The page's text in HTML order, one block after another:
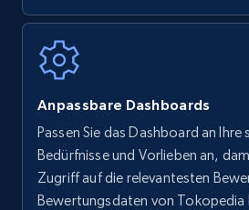
URL, Final price, Sku, Currency,
Specifications, Image urls, Top
more.
Anpassbare Dashboards
Passen Sie das Dashboard an Ihre
Bedürfnisse und Vorlieben an,
Zugriff auf die relevantesten
Bewertungsdaten von Tokopedia